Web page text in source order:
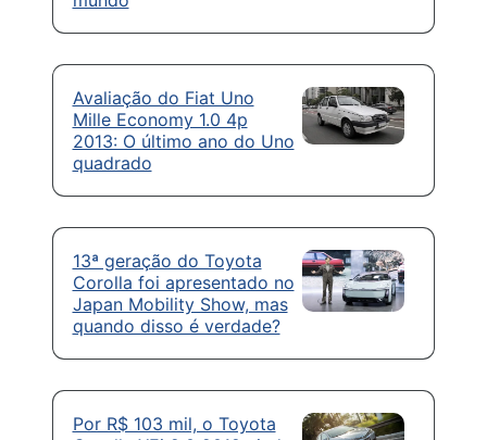
Avaliação do Fiat Uno
Mille Economy 1.0 4p
2013: O último ano do Uno
quadrado
13ª geração do Toyota
Corolla foi apresentado no
Japan Mobility Show, mas
quando disso é verdade?
Por R$ 103 mil, o Toyota